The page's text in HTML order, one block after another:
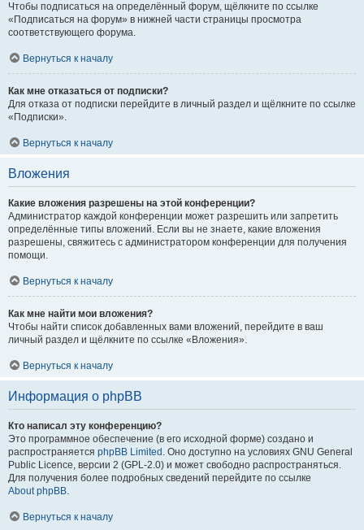
Чтобы подписаться на определённый форум, щёлкните по ссылке
«Подписаться на форум» в нижней части страницы просмотра
соответствующего форума.
Вернуться к началу
Как мне отказаться от подписки?
Для отказа от подписки перейдите в личный раздел и щёлкните по ссылке
«Подписки».
Вернуться к началу
Вложения
Какие вложения разрешены на этой конференции?
Администратор каждой конференции может разрешить или запретить
определённые типы вложений. Если вы не знаете, какие вложения
разрешены, свяжитесь с администратором конференции для получения
помощи.
Вернуться к началу
Как мне найти мои вложения?
Чтобы найти список добавленных вами вложений, перейдите в ваш
личный раздел и щёлкните по ссылке «Вложения».
Вернуться к началу
Информация о phpBB
Кто написал эту конференцию?
Это программное обеспечение (в его исходной форме) создано и
распространяется phpBB Limited . Оно доступно на условиях GNU General
Public Licence, версии 2 (GPL-2.0) и может свободно распространяться.
Для получения более подробных сведений перейдите по ссылке
About phpBB.
Вернуться к началу